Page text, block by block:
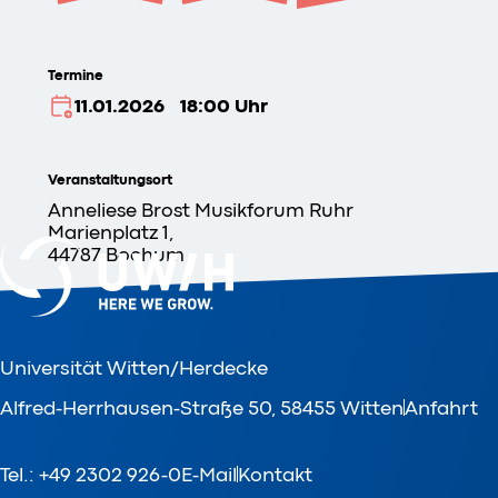
Termine
11.01.2026 18:00 Uhr
Veranstaltungsort
Anneliese Brost Musikforum Ruhr
Marienplatz 1,
44787 Bochum
Bereich
WittenLab. Zukunftslabor Studium fundamentale
Universität Witten/Herdecke
Alfred-Herrhausen-Straße 50, 58455 WittenAnfahrt
Tel.: +49 2302 926-0E-MailKontakt